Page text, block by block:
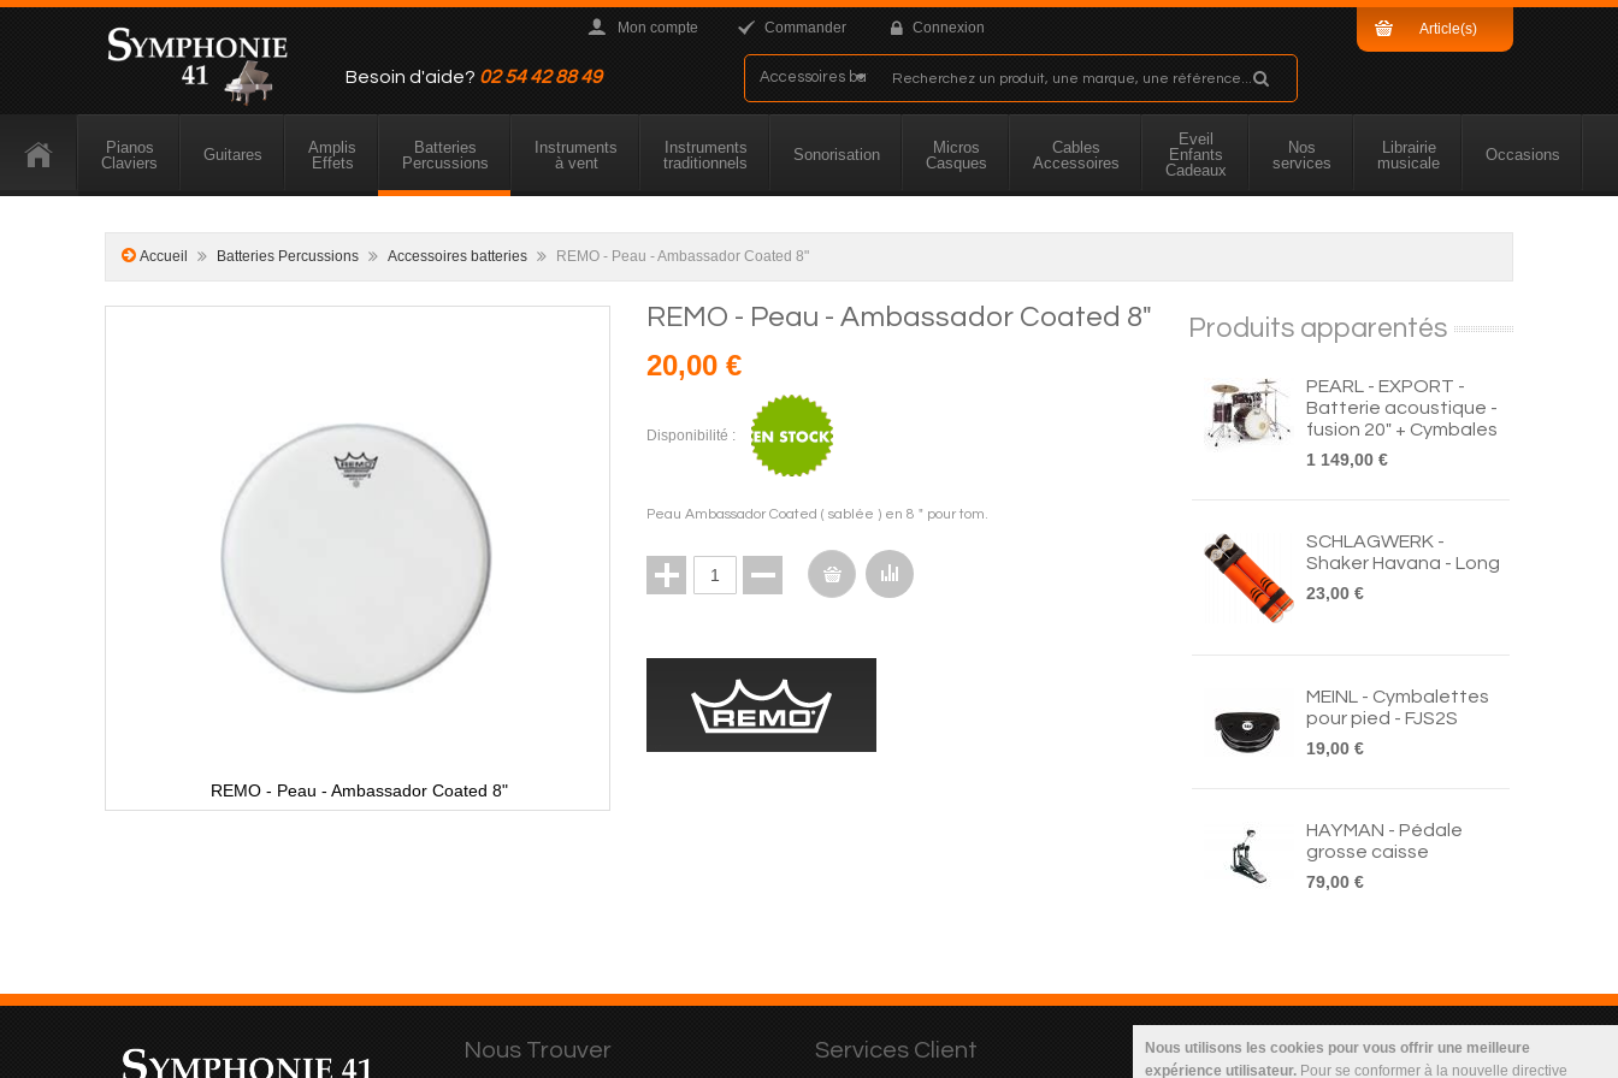
Nous utilisons les cookies pour vous offrir une meilleure
expérience utilisateur. Pour se conformer à la nouvelle directive
Besoin d'aide? 02 54 42 88 49
Article(s)
Mon compte Commander Connexion
Pianos
Claviers
Guitares
Amplis
Effets
Batteries
Percussions
Instruments
à vent
Instruments
traditionnels
Sonorisation
Micros
Casques
Cables
Accessoires
Eveil
Enfants
Cadeaux
Nos
services
Librairie
musicale
Occasions
Accueil Batteries Percussions Accessoires batteries REMO - Peau - Ambassador Coated 8"
REMO - Peau - Ambassador Coated 8"
REMO - Peau - Ambassador Coated 8"
20,00 €
Disponibilité :
Peau Ambassador Coated ( sablée ) en 8 " pour tom.
Produits apparentés
PEARL - EXPORT -
Batterie acoustique -
fusion 20" + Cymbales
1 149,00 €
SCHLAGWERK -
Shaker Havana - Long
23,00 €
MEINL - Cymbalettes
pour pied - FJS2S
19,00 €
HAYMAN - Pédale
grosse caisse
79,00 €
Nous Trouver Services Client Infos Utilisateur